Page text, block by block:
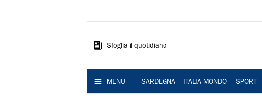
Sardegna
Sfoglia il quotidiano
MENU SARDEGNA ITALIA MONDO SPORT